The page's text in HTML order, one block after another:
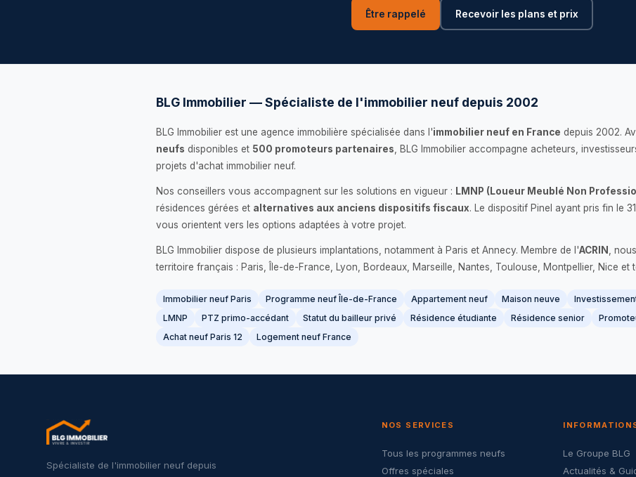
Être rappelé Recevoir les plans et prix
BLG Immobilier — Spécialiste de l'immobilier neuf depuis 2002
BLG Immobilier est une agence immobilière spécialisée dans l'immobilier neuf en France depuis 2002.
neufs disponibles et 500 promoteurs partenaires , BLG Immobilier accompagne acheteurs,
projets d'achat immobilier neuf.
Nos conseillers vous accompagnent sur les solutions en vigueur : LMNP (Loueur Meublé Non
résidences gérées et alternatives aux anciens dispositifs fiscaux. Le dispositif Pinel ayant pris fin le
vous orientent vers les options adaptées à votre projet.
BLG Immobilier dispose de plusieurs implantations, notamment à Paris et Annecy. Membre de l'ACRIN
,
territoire français : Paris, Île-de-France, Lyon, Bordeaux, Marseille, Nantes, Toulouse, Montpellier, Nice et
Immobilier neuf Paris Programme neuf Île-de-France Appartement neuf Maison neuve
LMNP
PTZ primo-accédant Statut du bailleur privé Résidence étudiante Résidence senior
Achat neuf Paris 12
Logement neuf France
Spécialiste de l'immobilier neuf depuis
NOS SERVICES
Tous les programmes neufs
Offres spéciales
Le Groupe BLG
Actualités &